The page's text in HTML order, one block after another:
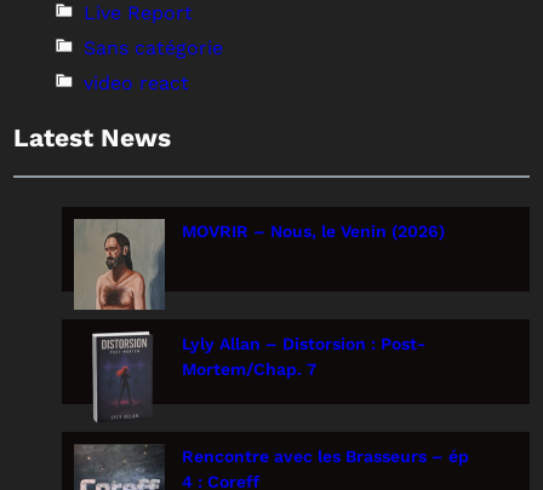
Live Report
Sans catégorie
video react
Latest News
MOVRIR – Nous, le Venin (2026)
Lyly Allan – Distorsion : Post-
Mortem/Chap. 7
Rencontre avec les Brasseurs – ép
4 : Coreff